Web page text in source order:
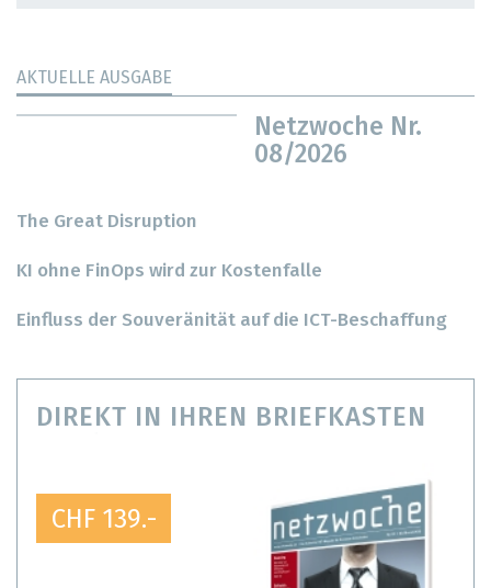
AKTUELLE AUSGABE
Netzwoche Nr.
08/2026
The Great Disruption
KI ohne FinOps wird zur Kostenfalle
Einfluss der Souveränität auf die ICT-Beschaffung
DIREKT IN IHREN BRIEFKASTEN
CHF 139.-